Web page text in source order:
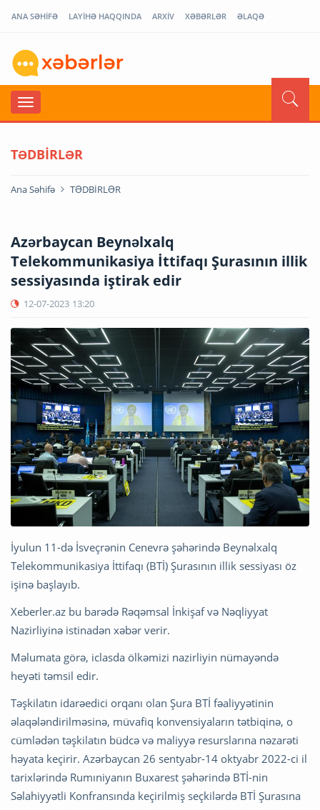
ANA SƏHİFƏ LAYİHƏ HAQQINDA ARXİV XƏBƏRLƏR ƏLAQƏ
TƏDBİRLƏR
Ana Səhifə TƏDBİRLƏR
Azərbaycan Beynəlxalq
Telekommunikasiya İttifaqı Şurasının illik
sessiyasında iştirak edir
12-07-2023 13:20
İyulun 11-də İsveçrənin Cenevrə şəhərində Beynəlxalq
Telekommunikasiya İttifaqı (BTİ) Şurasının illik sessiyası öz
işinə başlayıb.
Xeberler.az bu barədə Rəqəmsal İnkişaf və Nəqliyyat
Nazirliyinə istinadən xəbər verir.
Məlumata görə, iclasda ölkəmizi nazirliyin nümayəndə
heyəti təmsil edir.
Təşkilatın idarəedici orqanı olan Şura BTİ fəaliyyətinin
əlaqələndirilməsinə, müvafiq konvensiyaların tətbiqinə, o
cümlədən təşkilatın büdcə və maliyyə resurslarına nəzarəti
həyata keçirir. Azərbaycan 26 sentyabr-14 oktyabr 2022-ci il
tarixlərində Rumıniyanın Buxarest şəhərində BTİ-nin
Səlahiyyətli Konfransında keçirilmiş seçkilərdə BTİ Şurasına